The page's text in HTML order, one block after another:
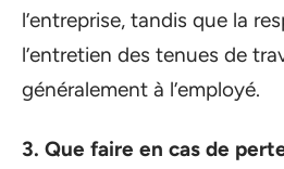
l’entreprise, tandis que la
l’entretien des tenues de
généralement à l’employé.
3. Que faire en cas de